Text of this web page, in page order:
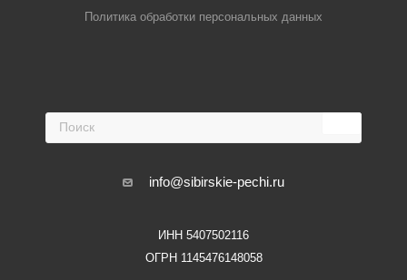
Политика обработки персональных данных
info@sibirskie-pechi.ru
ИНН 5407502116
ОГРН 1145476148058